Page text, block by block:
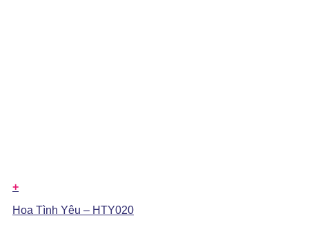
+
Hoa Tình Yêu – HTY020